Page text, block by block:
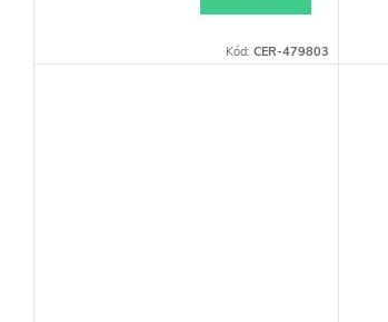
ů
Kód:CER-479803